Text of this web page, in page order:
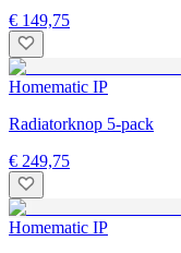
€ 149,75
Homematic IP
Radiatorknop 5-pack
€ 249,75
Homematic IP